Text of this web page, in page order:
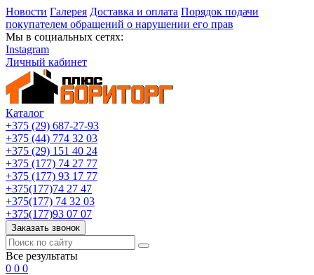
Новости Галерея Доставка и оплата Порядок подачи
покупателем обращений о нарушении его прав
Мы в социальных сетях:
Instagram
Личный кабинет
Каталог
+375 (29) 687-27-93
+375 (44) 774 32 03
+375 (29) 151 40 24
+375 (177) 74 27 77
+375 (177) 93 17 77
+375(177)74 27 47
+375(177) 74 32 03
+375(177)93 07 07
Заказать звонок
Все результаты
0 0 0